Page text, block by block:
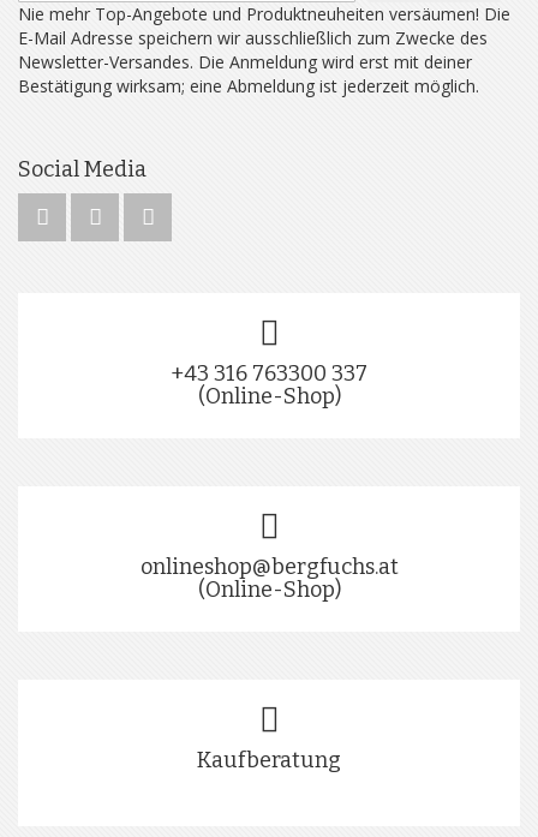
Nie mehr Top-Angebote und Produktneuheiten versäumen! Die
E-Mail Adresse speichern wir ausschließlich zum Zwecke des
Newsletter-Versandes. Die Anmeldung wird erst mit deiner
Bestätigung wirksam; eine Abmeldung ist jederzeit möglich.
Social Media
+43 316 763300 337
(Online-Shop)
onlineshop@bergfuchs.at
(Online-Shop)
Kaufberatung